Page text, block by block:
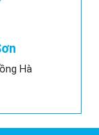
Hà